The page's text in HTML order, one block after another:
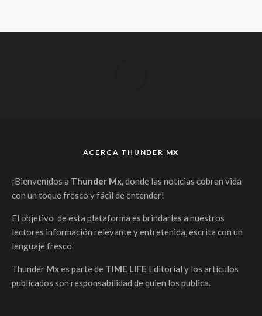
ACERCA THUNDER MX
¡Bienvenidos a Thunder Mx,donde las noticias cobran vida
con un toque fresco y fácil de entender!
El objetivo de esta plataforma es brindarles a nuestros
lectores información relevante y entretenida, escrita con un
lenguaje fresco.
Thunder Mxes parte de TIME LIFE Editorial y los artículos
publicados son responsabilidad de quien los publica.